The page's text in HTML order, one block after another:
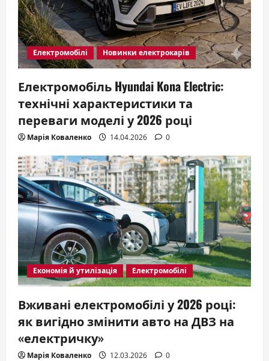
Електромобілі Новинки електрокарів
Електромобіль Hyundai Kona Electric:
технічні характеристики та
переваги моделі у 2026 році
Марія Коваленко 14.04.2026 0
Економія й утилізація Електромобілі
Вживані електромобілі у 2026 році:
як вигідно змінити авто на ДВЗ на
«електричку»
Марія Коваленко 12.03.2026 0